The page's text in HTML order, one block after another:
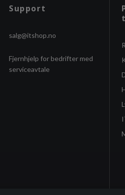
Support
salg@itshop.no
Fjernhjelp for bedrifter med
serviceavtale